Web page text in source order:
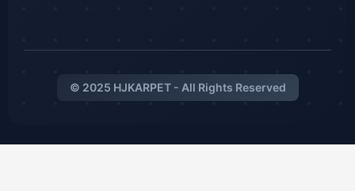
© 2025 HJKARPET - All Rights Reserved